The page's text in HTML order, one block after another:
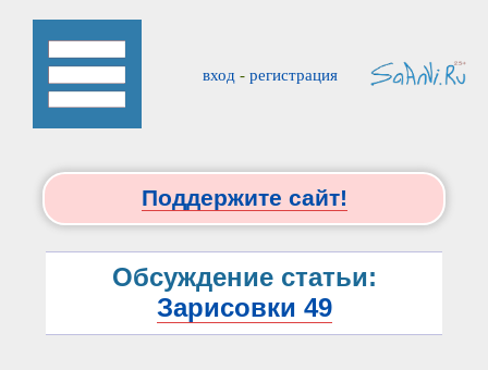
вход - регистрация
Поддержите сайт!
Обсуждение статьи:
Зарисовки 49